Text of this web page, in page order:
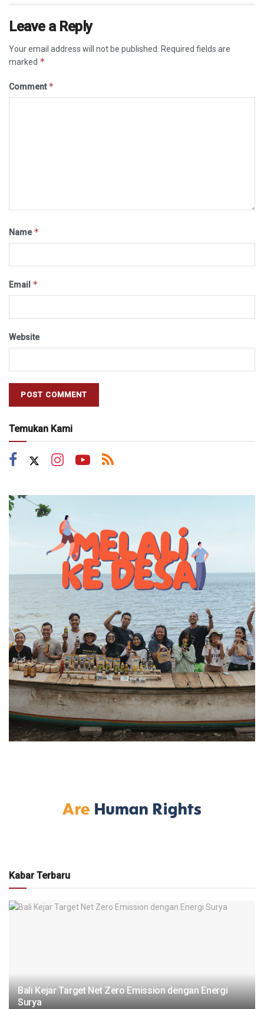
Leave a Reply
Your email address will not be published.
Required fields are
marked *
Comment*
Name*
Email *
Website
Temukan Kami
Kabar Terbaru
Bali Kejar Target Net Zero Emission dengan Energi
Surya